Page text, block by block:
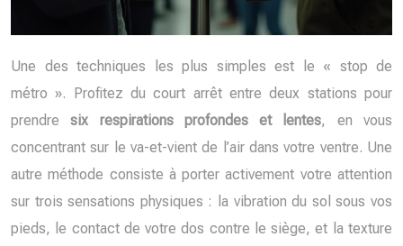
Une des techniques les plus simples est le « stop de
métro ». Profitez du court arrêt entre deux stations pour
prendresix respirations profondes et lentes, en vous
concentrant sur le va-et-vient de l’air dans votre ventre. Une
autre méthode consiste à porter activement votre attention
sur trois sensations physiques : la vibration du sol sous vos
pieds, le contact de votre dos contre le siège, et la texture